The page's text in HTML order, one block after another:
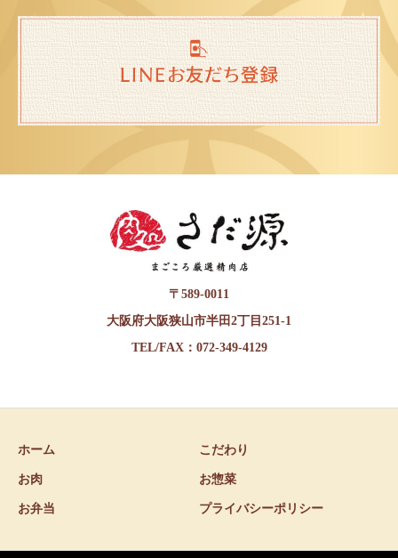
〒589-0011
大阪府大阪狭山市半田2丁目251-1
TEL/FAX：072-349-4129
ホーム こだわり
お肉 お惣菜
お弁当 プライバシーポリシー